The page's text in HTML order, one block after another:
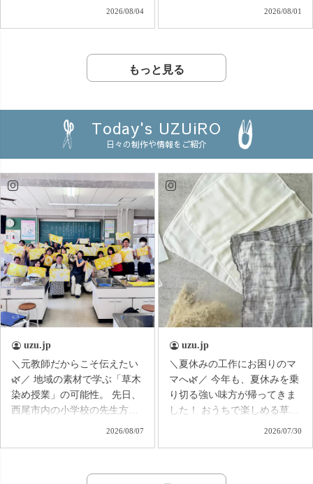
旅行やお泊まり、また 「肌触
のお誕生日の贈り物にもおす
すめです🎁 この夏、 頑張
ーンをイメージしながら、
おすすめのコーディネートを
ご紹介しました◎ 「暑いけ
両方ほしい！」 「お出かけ
先に合わせてコーデを選びた
い♪」 そんな夏のお洋服選び
のお悩みに寄り添いなが
ら、 シーンに合わせた着こ
なしをご提案しています。 帰
省には長時間の移動でもラク
に過ごせるコーデ、 水遊び
には動きやすく、気軽に着ら
れるコーデ、 街へのお出か
けには、 涼しさを保ちながら
少しきれいめに楽しめるコー
デなど♪ 同じ夏のお出かけで
も、 行き先や過ごし方によ
って選びたい服はさまざま。
これからのお出かけの予定に
合わせて、 「このコーデで
行こう！」と 思える着こなし
が見つかれば嬉しいです☺️ ア
で、 見逃した方もぜひゆっ
2026/08/04
お祭りシーズンのワクワク
そんな思いから、 UZUiRO夏
の大抽選会を開催します🎯
LINE公式アカウント、または
ンが当たるガチャガチャをお
届け♪ なんと… 🎁 最大
1,500円OFF 🎁 ハズレなし 🎁
参加した方全員にクーポンが
当たります！ 何が出るか
は、 ガチャを引いてからのお
楽しみ🤭✨ すでにご登録い
ただいている方は、 本日届く
お知らせをぜひチェックして
くださいね📩 お祭りに来
られない方も、 オンラインで
一緒に夏祭り気分を楽しみま
しょう🏮🌿
2026/08/01
もっと見る
Today's UZUiRO
日々の制作や情報をご紹介
uzu.jp
＼元教師だからこそ伝えたい
🌿／ 地域の素材で学ぶ「草木
染め授業」の可能性。 先日、
西尾市内の小学校の先生方に
お招きいただき、 玉ねぎの皮
だ染めて楽しむだけではな
2026/08/07
uzu.jp
＼夏休みの工作にお困りのマ
マへ🌿／ 今年も、夏休みを乗
り切る強い味方が帰ってきま
した！ おうちで楽しめる草木
染めキットが、リニューアル
ットでしたが、 今年はなん
2026/07/30